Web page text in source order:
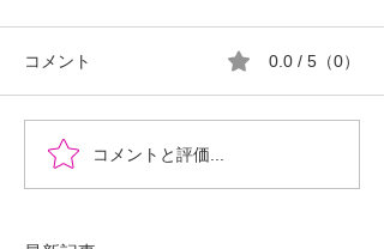
『時を超えた、ふたりの
物語』あなたの心に小さ
コメント 0.0 / 5（0）
コメントと評価...